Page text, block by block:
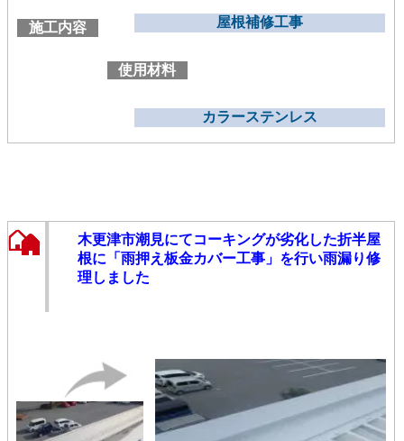
施工内容 屋根補修工事
使用材料
カラーステンレス
木更津市潮見にてコーキングが劣化した折半屋
根に「雨押え板金カバー工事」を行い雨漏り修
理しました